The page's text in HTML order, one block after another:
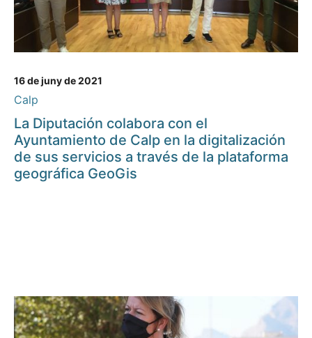
16 de juny de 2021
Calp
La Diputación colabora con el
Ayuntamiento de Calp en la digitalización
de sus servicios a través de la plataforma
geográfica GeoGis